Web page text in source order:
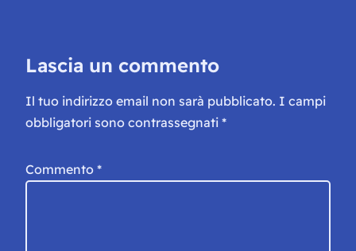
Lascia un commento
Il tuo indirizzo email non sarà pubblicato. I campi
obbligatori sono contrassegnati *
Commento *